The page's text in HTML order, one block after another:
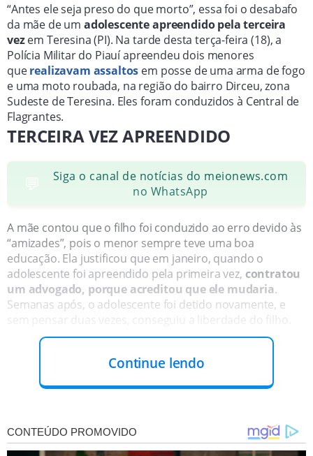
“Antes ele seja preso do que morto”, essa foi o desabafo
da mãe de um adolescente apreendido pela terceira
vezem Teresina (PI). Na tarde desta terça-feira (18), a
Polícia Militar do Piauí apreendeu dois menores
que realizavam assaltos em posse de uma arma de fogo
e uma moto roubada, na região do bairro Dirceu, zona
Sudeste de Teresina. Eles foram conduzidos à Central de
Flagrantes.
TERCEIRA VEZ APREENDIDO
💬
Siga o canal de notícias do meionews.com
no WhatsApp
A mãe contou que o filho foi conduzido ao erro devido às
“amizades”, pois o menor sempre teve uma boa
educação. Ela justificou que em janeiro, quando o
adolescente foi apreendido pela primeira vez, contratou
um advogado, porque acreditou que ele mudaria.
Semanas após, o adolescente foi detido novamente, e
sem pensar duas vezes, conseguiu a liberdade do filho.
Continue lendo